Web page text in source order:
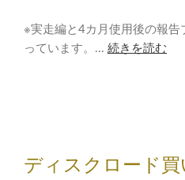
※実走編と4カ月使用後の報告
っています。... 続きを読む
ディスクロード